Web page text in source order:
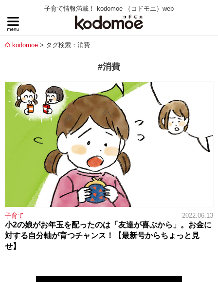
子育て情報満載！ kodomoe （コドモエ）web
kodomoe タグ検索：消費
#消費
子育て 2022.06.13
小2の娘がお年玉を配ったのは「友達が喜ぶから」。お金に
対する自分軸が育つチャンス！【最新号からちょっと見
せ】